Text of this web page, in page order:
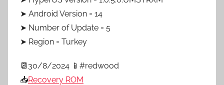
➤ Android Version = 14
➤ Number of Update = 5
➤ Region = Turkey
📆30/8/2024 📱#redwood
📥Recovery ROM